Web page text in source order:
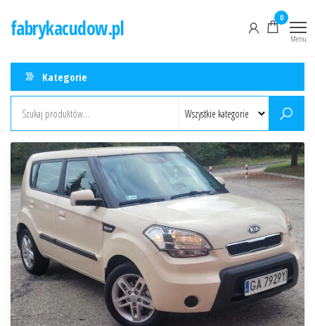
fabrykacudow.pl 0
Menu
Kategorie